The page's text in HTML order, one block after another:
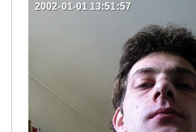
2002-01-01 13:51:57